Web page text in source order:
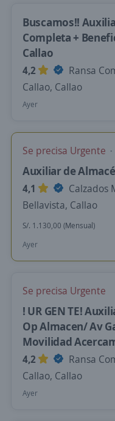
Buscamos!!
Completa +
Callao
4,2
Ransa
Callao, Callao
Ayer
Se precisa Urgente
Auxiliar de
4,1
Calzados
Bellavista, Callao
S/. 1.130,00 (Mensual)
Ayer
Se precisa Urgente
! UR GEN TE!
Op Almacen/ Av
Movilidad
4,2
Ransa
Callao, Callao
Ayer